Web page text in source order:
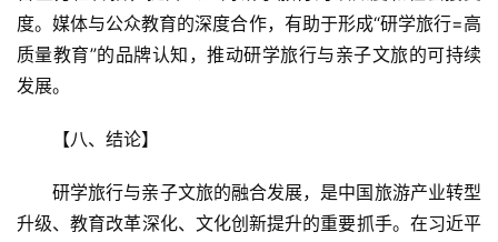
度。媒体与公众教育的深度合作，有助于形成“研学旅行=高
质量教育”的品牌认知，推动研学旅行与亲子文旅的可持续
发展。
【八、结论】
研学旅行与亲子文旅的融合发展，是中国旅游产业转型
升级、教育改革深化、文化创新提升的重要抓手。在习近平